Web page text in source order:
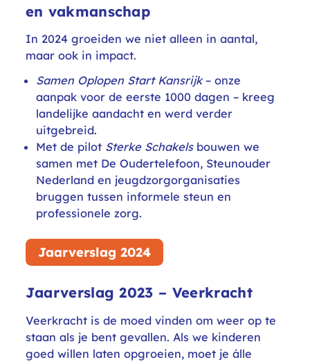
en vakmanschap
In 2024 groeiden we niet alleen in aantal,
maar ook in impact.
Samen Oplopen Start Kansrijk– onze
aanpak voor de eerste 1000 dagen – kreeg
landelijke aandacht en werd verder
uitgebreid.
Met de pilot Sterke Schakelsbouwen we
samen met De Oudertelefoon, Steunouder
Nederland en jeugdzorgorganisaties
bruggen tussen informele steun en
professionele zorg.
Jaarverslag 2024
Jaarverslag 2023 – Veerkracht
Veerkracht is de moed vinden om weer op te
staan als je bent gevallen. Als we kinderen
goed willen laten opgroeien, moet je álle